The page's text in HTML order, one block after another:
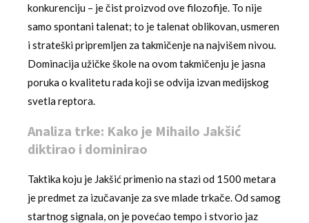
konkurenciju – je čist proizvod ove filozofije. To nije
samo spontani talenat; to je talenat oblikovan, usmeren
i strateški pripremljen za takmičenje na najvišem nivou.
Dominacija užičke škole na ovom takmičenju je jasna
poruka o kvalitetu rada koji se odvija izvan medijskog
svetla reptora.
Analiza trke: Kako je Mihailo Jakšić
diktirao i dominirao
Taktika koju je Jakšić primenio na stazi od 1500 metara
je predmet za izučavanje za sve mlade trkače. Od samog
startnog signala, on je povećao tempo i stvorio jaz